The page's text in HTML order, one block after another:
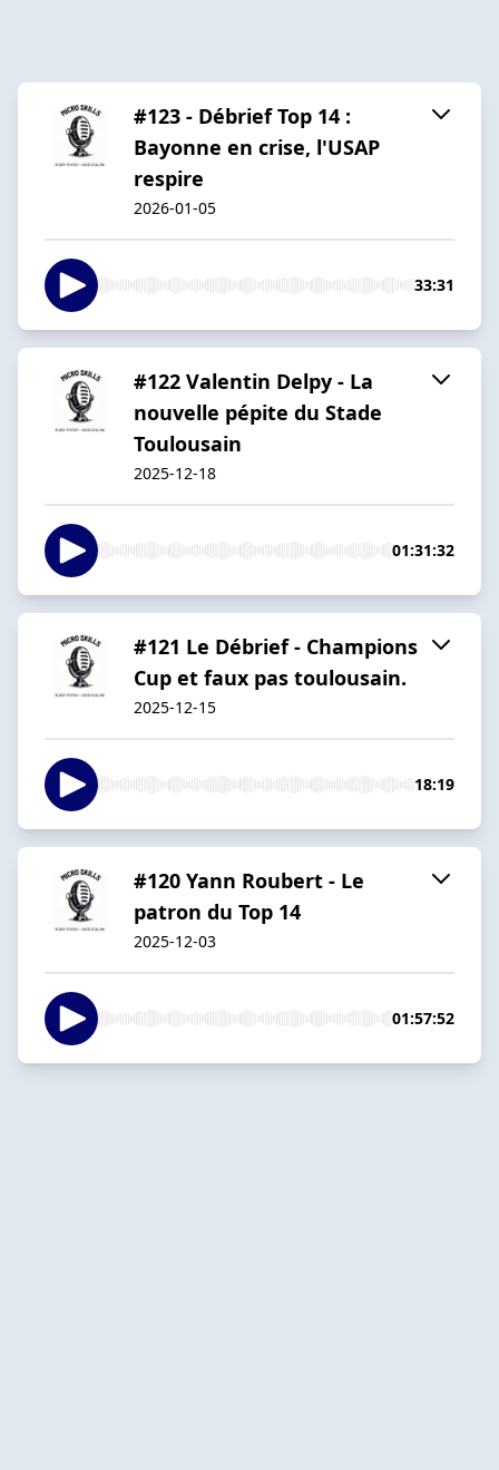
#123 - Débrief Top 14 :
Bayonne en crise, l'USAP
respire
2026-01-05
33:31
#122 Valentin Delpy - La
nouvelle pépite du Stade
Toulousain
2025-12-18
01:31:32
#121 Le Débrief - Champions
Cup et faux pas toulousain.
2025-12-15
18:19
#120 Yann Roubert - Le
patron du Top 14
2025-12-03
01:57:52